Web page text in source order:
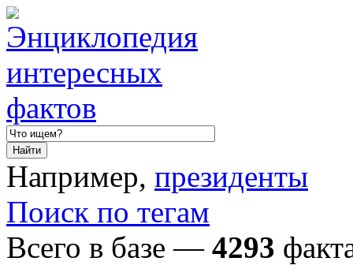
Например, президенты
Поиск по тегам
Всего в базе — 4293